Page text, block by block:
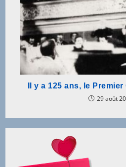
Il y a 125 ans, le
29 août